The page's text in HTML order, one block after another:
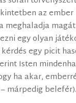
az ember
meghaladja
egy olyan
kérdés egy picit
Isten
ha akar,
márpedig belefér).